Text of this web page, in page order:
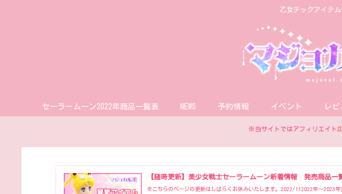
乙女チックアイテ
セーラームーン2022年商品一覧表 NEWS 予約情報 イベント レ
※当サイトではアフィリエイト
【随時更新】美少女戦士セーラームーン新着情報 発売商品一
※こちらのページの更新はしばらくお休みいたします。2022/112022年〜2023年